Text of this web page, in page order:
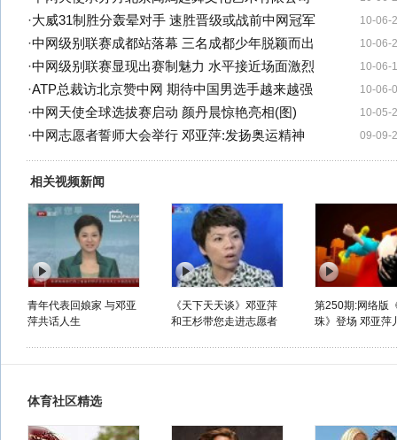
10-06-
·大威31制胜分轰晕对手 速胜晋级或战前中网冠军
10-06-
·中网级别联赛成都站落幕 三名成都少年脱颖而出
10-06-
·中网级别联赛显现出赛制魅力 水平接近场面激烈
10-06-
·ATP总裁访北京赞中网 期待中国男选手越来越强
10-05-
·中网天使全球选拔赛启动 颜丹晨惊艳亮相(图)
09-09-
·中网志愿者誓师大会举行 邓亚萍:发扬奥运精神
相关视频新闻
青年代表回娘家 与邓亚
萍共话人生
《天下天天谈》邓亚萍
和王杉带您走进志愿者
第250期:网络版
珠》登场 邓亚萍
体育社区精选